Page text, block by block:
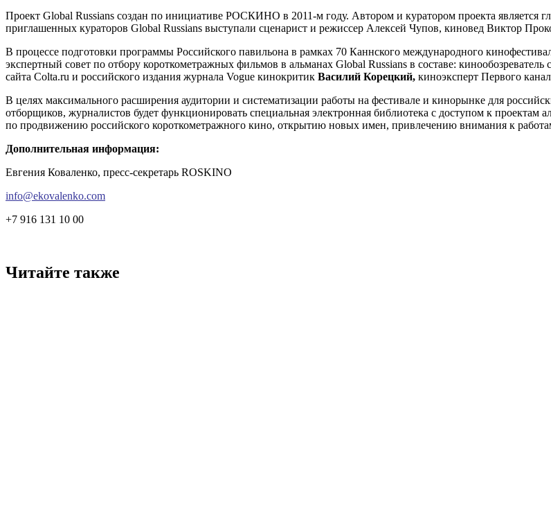
Проект Global Russians создан по инициативе РОСКИНО в 2011-м году. Автором и куратором проекта
приглашенных кураторов Global Russians выступали сценарист и режиссер Алексей Чупов, киновед Виктор
В процессе подготовки программы Российского павильона в рамках 70 Каннского международного
экспертный совет по отбору короткометражных фильмов в альманах Global Russians в составе:
сайта Colta.ru и российского издания журнала Vogue кинокритик Василий Корецкий, киноэксперт Первого
В целях максимального расширения аудитории и систематизации работы на фестивале и кинорынке для
отборщиков, журналистов будет функционировать специальная электронная библиотека с доступом к проектам
по продвижению российского короткометражного кино, открытию новых имен, привлечению внимания к
Дополнительная информация:
Евгения Коваленко, пресс-секретарь ROSKINO
info@ekovalenko.com
+7 916 131 10 00
Читайте также